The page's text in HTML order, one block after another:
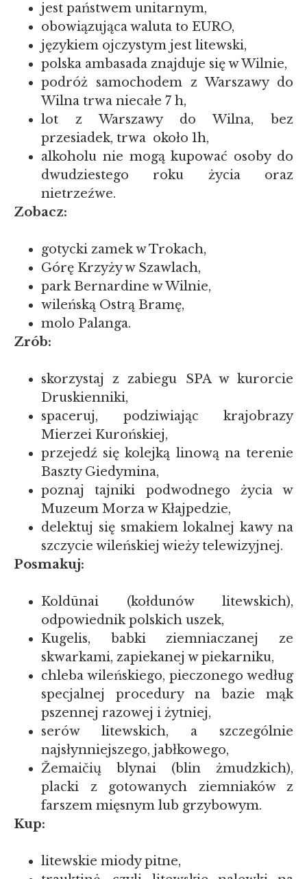
jest państwem unitarnym,
obowiązująca waluta to EURO,
językiem ojczystym jest litewski,
polska ambasada znajduje się w Wilnie,
podróż samochodem z Warszawy do
Wilna trwa niecałe 7 h,
lot z Warszawy do Wilna, bez
przesiadek, trwa około 1h,
alkoholu nie mogą kupować osoby do
dwudziestego roku życia oraz
nietrzeźwe.
Zobacz:
gotycki zamek w Trokach,
Górę Krzyży w Szawlach,
park Bernardine w Wilnie,
wileńską Ostrą Bramę,
molo Palanga.
Zrób:
skorzystaj z zabiegu SPA w kurorcie
Druskienniki,
spaceruj, podziwiając krajobrazy
Mierzei Kurońskiej,
przejedź się kolejką linową na terenie
Baszty Giedymina,
poznaj tajniki podwodnego życia w
Muzeum Morza w Kłajpedzie,
delektuj się smakiem lokalnej kawy na
szczycie wileńskiej wieży telewizyjnej.
Posmakuj:
Koldūnai (kołdunów litewskich),
odpowiednik polskich uszek,
Kugelis, babki ziemniaczanej ze
skwarkami, zapiekanej w piekarniku,
chleba wileńskiego, pieczonego według
specjalnej procedury na bazie mąk
pszennej razowej i żytniej,
serów litewskich, a szczególnie
najsłynniejszego, jabłkowego,
Žemaičių blynai (blin żmudzkich),
placki z gotowanych ziemniaków z
farszem mięsnym lub grzybowym.
Kup:
litewskie miody pitne,